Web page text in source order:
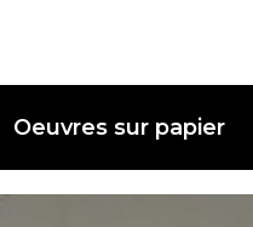
Oeuvres sur papier